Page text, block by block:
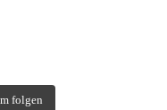
folgen